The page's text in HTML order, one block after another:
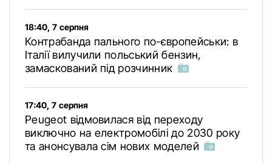
18:40, 7 серпня
Контрабанда пального по-європейськи: в
Італії вилучили польський бензин,
замаскований під розчинник
17:40, 7 серпня
Peugeot відмовилася від переходу
виключно на електромобілі до 2030 року
та анонсувала сім нових моделей